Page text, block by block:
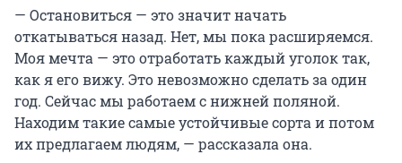
— Остановиться — это значит начать
откатываться назад. Нет, мы пока расширяемся.
Моя мечта — это отработать каждый уголок так,
как я его вижу. Это невозможно сделать за один
год. Сейчас мы работаем с нижней поляной.
Находим такие самые устойчивые сорта и потом
их предлагаем людям, — рассказала она.